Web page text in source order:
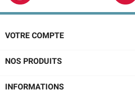
VOTRE COMPTE
NOS PRODUITS
INFORMATIONS